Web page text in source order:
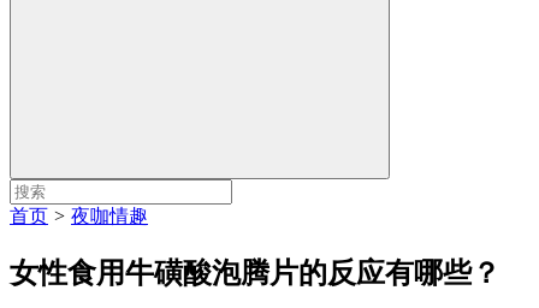
首页 > 夜咖情趣
女性食用牛磺酸泡腾片的反应有哪些？